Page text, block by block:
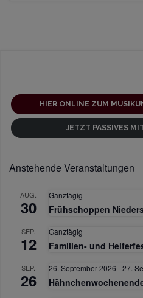
HIER ONLINE ZUM
JETZT PASSIVES
Anstehende Veranstaltungen
AUG.
30
Ganztägig
Frühschoppen
SEP.
12
Ganztägig
Familien- und
SEP.
26
26. September 2026 -27.